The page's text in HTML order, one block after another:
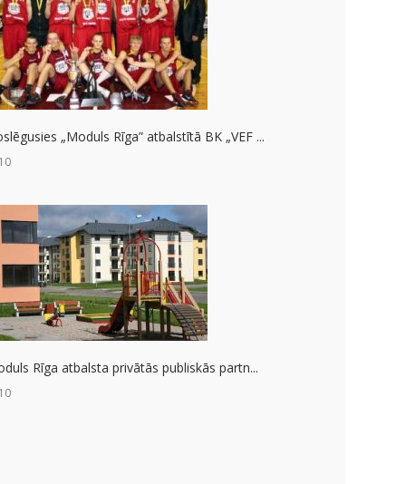
„Moduls Rīga” atbalstītā BK „VEF ...
Rīga atbalsta privātās publiskās partn...